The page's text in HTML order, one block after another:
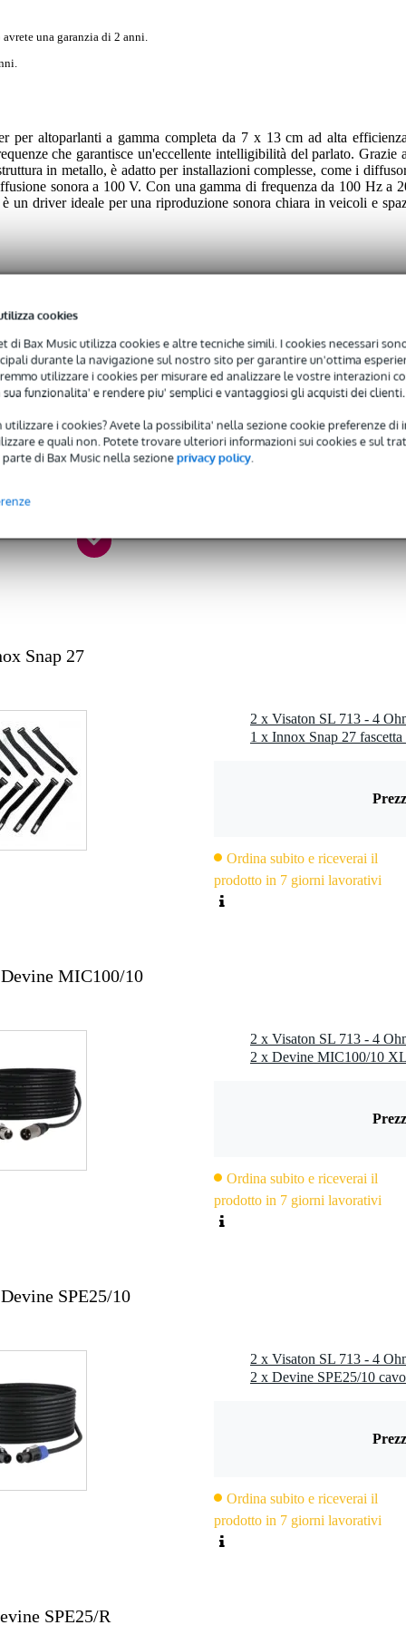
cookies
di Bax Music utilizza cookies e altre tecniche simili. I cookies necessari
durante la navigazione sul nostro sito per garantire un'ottima
utilizzare i cookies per misurare ed analizzare le vostre interazioni
funzionalita' e rendere piu' semplici e vantaggiosi gli acquisti dei clienti.
utilizzare i cookies? Avete la possibilita' nella sezione cookie preferenze di
e quali non. Potete trovare ulteriori informazioni sui cookies e sul
di Bax Music nella sezioneprivacy policy.
una garanzia di 2 anni.
altoparlanti a gamma completa da 7 x 13 cm ad alta
che garantisce un'eccellente intelligibilità del parlato. Grazie
in metallo, è adatto per installazioni complesse, come i
sonora a 100 V. Con una gamma di frequenza da 100 Hz a
un driver ideale per una riproduzione sonora chiara in veicoli e
specified
20,9 kHz
49 watt
kg
larga
(2,8" x 5")
3 mm
(ovale)
3,6 ohm
8,2
cm²
79837685
colonna di rete
Snap 27
Ordina subito e riceverai il
prodotto in 7 giorni lavorativi
MIC100/10
Ordina subito e riceverai il
prodotto in 7 giorni lavorativi
SPE25/10
2 x Devine SPE25/10
Ordina subito e riceverai il
prodotto in 7 giorni lavorativi
SPE25/R